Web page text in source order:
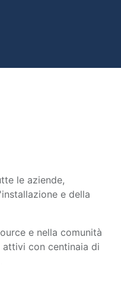
le aziende,
e della
e nella comunità
con centinaia di